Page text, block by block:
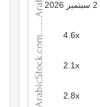
2 سبتمبر 2026
4.6x
2.1x
2.8x